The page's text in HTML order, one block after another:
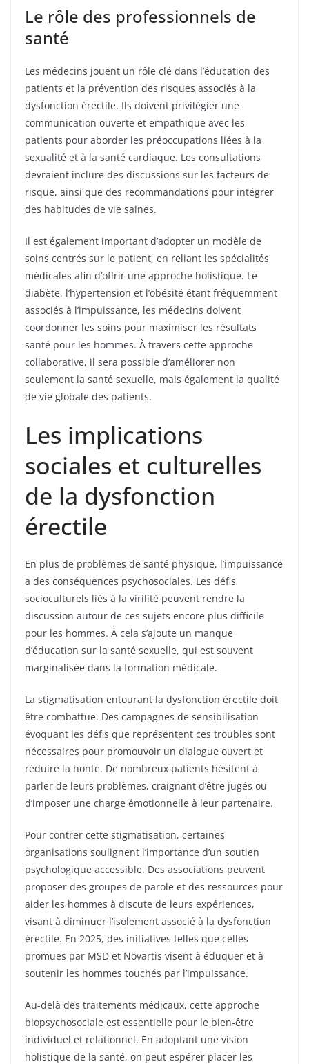
Le rôle des professionnels de
santé
Les médecins jouent un rôle clé dans l’éducation des
patients et la prévention des risques associés à la
dysfonction érectile. Ils doivent privilégier une
communication ouverte et empathique avec les
patients pour aborder les préoccupations liées à la
sexualité et à la santé cardiaque. Les consultations
devraient inclure des discussions sur les facteurs de
risque, ainsi que des recommandations pour intégrer
des habitudes de vie saines.
Il est également important d’adopter un modèle de
soins centrés sur le patient, en reliant les spécialités
médicales afin d’offrir une approche holistique. Le
diabète, l’hypertension et l’obésité étant fréquemment
associés à l’impuissance, les médecins doivent
coordonner les soins pour maximiser les résultats
santé pour les hommes. À travers cette approche
collaborative, il sera possible d’améliorer non
seulement la santé sexuelle, mais également la qualité
de vie globale des patients.
Les implications
sociales et culturelles
de la dysfonction
érectile
En plus de problèmes de santé physique, l’impuissance
a des conséquences psychosociales. Les défis
socioculturels liés à la virilité peuvent rendre la
discussion autour de ces sujets encore plus difficile
pour les hommes. À cela s’ajoute un manque
d’éducation sur la santé sexuelle, qui est souvent
marginalisée dans la formation médicale.
La stigmatisation entourant la dysfonction érectile doit
être combattue. Des campagnes de sensibilisation
évoquant les défis que représentent ces troubles sont
nécessaires pour promouvoir un dialogue ouvert et
réduire la honte. De nombreux patients hésitent à
parler de leurs problèmes, craignant d’être jugés ou
d’imposer une charge émotionnelle à leur partenaire.
Pour contrer cette stigmatisation, certaines
organisations soulignent l’importance d’un soutien
psychologique accessible. Des associations peuvent
proposer des groupes de parole et des ressources pour
aider les hommes à discute de leurs expériences,
visant à diminuer l’isolement associé à la dysfonction
érectile. En 2025, des initiatives telles que celles
promues par MSD et Novartis visent à éduquer et à
soutenir les hommes touchés par l’impuissance.
Au-delà des traitements médicaux, cette approche
biopsychosociale est essentielle pour le bien-être
individuel et relationnel. En adoptant une vision
holistique de la santé, on peut espérer placer les